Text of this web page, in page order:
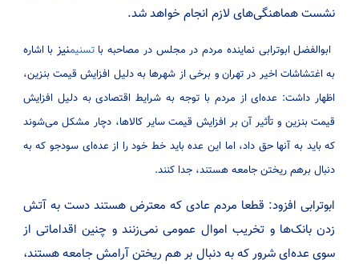
نشست هماهنگی‌های لازم انجام خواهد شد.
ابوالفضل ابوترابی نماینده مردم در مجلس در مصاحبه باتسنیمنیزبا اشاره
به اغتشاشات اخیر در تهران و برخی از شهر‌ها به دلیل افزایش قیمت بنزین،
اظهار داشت: عده‌ای از مردم با توجه به شرایط اقتصادی به دلیل افزایش
قیمت بنزین و تأثیر آن بر افزایش قیمت سایر کالا‌ها، دچار مشکل می‌شوند
که باید به آنها حق داد، اما این عده باید خط خود را از عده‌ای سودجو که به
دنبال برهم ریختن جامعه هستند، جدا کنند.
ابوترابی افزود: قطعا مردم عادی که معترض هستند دست به آتش
زدن بانک‌ها و تخریب اموال عمومی نمی‌زنند و چنین اقداماتی از
سوی عده‌ای شرور که به دنبال بر هم ریختن آرامش جامعه هستند،